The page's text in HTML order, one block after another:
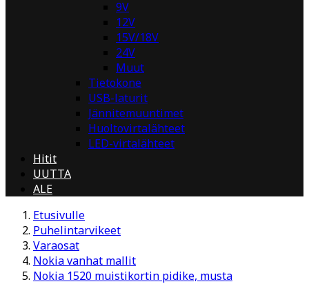
9V
12V
15V/18V
24V
Muut
Tietokone
USB-laturit
Jännitemuuntimet
Huoltovirtalähteet
LED-virtalähteet
Hitit
UUTTA
ALE
Etusivulle
Puhelintarvikeet
Varaosat
Nokia vanhat mallit
Nokia 1520 muistikortin pidike, musta